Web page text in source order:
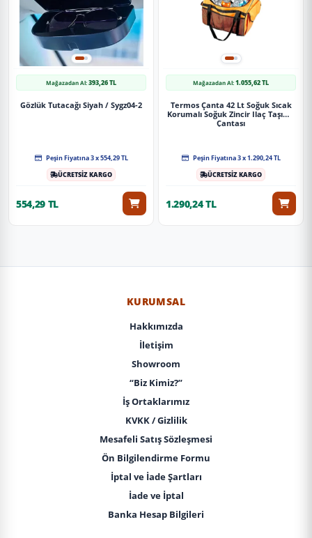
Mağazadan Al:393,26 TL
Gözlük Tutacağı Siyah / Sygz04-2
Peşin Fiyatına 3 x 554,29 TL
ÜCRETSİZ KARGO
554,29 TL
Mağazadan Al:1.055,62 TL
Termos Çanta 42 Lt Soğuk Sıcak
Korumalı Soğuk Zincir Ilaç Taşıma
Çantası
Peşin Fiyatına 3 x 1.290,24 TL
ÜCRETSİZ KARGO
1.290,24 TL
KURUMSAL
Hakkımızda
İletişim
Showroom
“Biz Kimiz?”
İş Ortaklarımız
KVKK / Gizlilik
Mesafeli Satış Sözleşmesi
Ön Bilgilendirme Formu
İptal ve İade Şartları
İade ve İptal
Banka Hesap Bilgileri